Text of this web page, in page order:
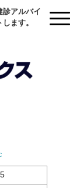
診アルバイ
ます。